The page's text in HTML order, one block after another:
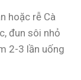
hoặc rễ Cà
đun sôi nhỏ
2-3 lần uống